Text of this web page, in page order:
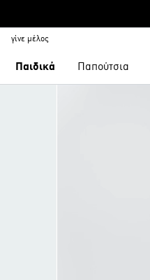
γίνε μέλος
Παιδικά Παπούτσια